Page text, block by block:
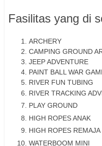
Fasilitas yang di
ARCHERY
CAMPING GROUND
JEEP ADVENTURE
PAINT BALL WAR
RIVER FUN TUBING
RIVER TRACKING
PLAY GROUND
HIGH ROPES ANAK
HIGH ROPES REMAJA
WATERBOOM MINI